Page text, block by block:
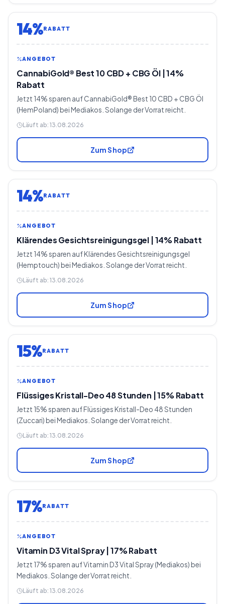
14%RABATT
ANGEBOT
CannabiGold® Best 10 CBD + CBG Öl | 14%
Rabatt
Jetzt 14% sparen auf CannabiGold® Best 10 CBD + CBG Öl
(HemPoland) bei Mediakos. Solange der Vorrat reicht.
Läuft ab: 13.08.2026
Zum Shop
14%RABATT
ANGEBOT
Klärendes Gesichtsreinigungsgel | 14% Rabatt
Jetzt 14% sparen auf Klärendes Gesichtsreinigungsgel
(Hemptouch) bei Mediakos. Solange der Vorrat reicht.
Läuft ab: 13.08.2026
Zum Shop
15%RABATT
ANGEBOT
Flüssiges Kristall-Deo 48 Stunden | 15% Rabatt
Jetzt 15% sparen auf Flüssiges Kristall-Deo 48 Stunden
(Zuccari) bei Mediakos. Solange der Vorrat reicht.
Läuft ab: 13.08.2026
Zum Shop
17%RABATT
ANGEBOT
Vitamin D3 Vital Spray | 17% Rabatt
Jetzt 17% sparen auf Vitamin D3 Vital Spray (Mediakos) bei
Mediakos. Solange der Vorrat reicht.
Läuft ab: 13.08.2026